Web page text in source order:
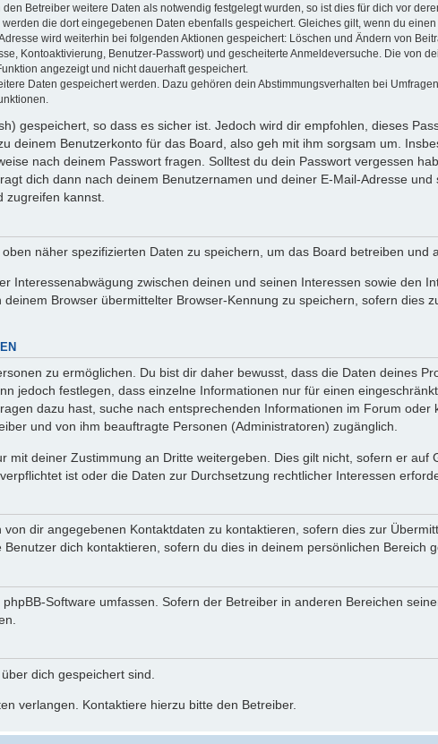
Betreiber weitere Daten als notwendig festgelegt wurden, so ist dies für dich vor
die dort eingegebenen Daten ebenfalls gespeichert. Gleiches gilt, wenn du
wird weiterhin bei folgenden Aktionen gespeichert: Löschen und Ändern von
Kontoaktivierung, Benutzer-Passwort) und gescheiterte Anmeldeversuche. Die von
angezeigt und nicht dauerhaft gespeichert.
Daten gespeichert werden. Dazu gehören dein Abstimmungsverhalten bei
gespeichert, so dass es sicher ist. Jedoch wird dir empfohlen, dieses
deinem Benutzerkonto für das Board, also geh mit ihm sorgsam um.
nach deinem Passwort fragen. Solltest du dein Passwort vergessen
dich dann nach deinem Benutzernamen und deiner E-Mail-Adresse
zugreifen kannst.
näher spezifizierten Daten zu speichern, um das Board betreiben und
Interessenabwägung zwischen deinen und seinen Interessen sowie den
Browser übermittelter Browser-Kennung zu speichern, sofern dies
zu ermöglichen. Du bist dir daher bewusst, dass die Daten deines
jedoch festlegen, dass einzelne Informationen nur für einen
dazu hast, suche nach entsprechenden Informationen im Forum oder
und von ihm beauftragte Personen (Administratoren) zugänglich.
deiner Zustimmung an Dritte weitergeben. Dies gilt nicht, sofern er auf
ist oder die Daten zur Durchsetzung rechtlicher Interessen
dir angegebenen Kontaktdaten zu kontaktieren, sofern dies zur
dich kontaktieren, sofern du dies in deinem persönlichen Bereich
Software umfassen. Sofern der Betreiber in anderen Bereichen
dich gespeichert sind.
verlangen. Kontaktiere hierzu bitte den Betreiber.